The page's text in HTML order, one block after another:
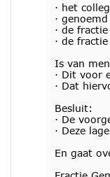
· het
·
· de
· de
Is van
· Dit voor
· Dat
Besluit:
· De
· Deze
En gaat